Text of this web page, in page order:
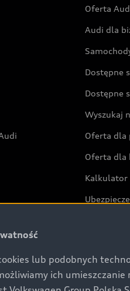
Oferta
Audi dla
Dostępne
Dostępne
Wyszukaj
Oferta dla
Oferta dla
Kalkulator
Audi
lub podobnych
ich